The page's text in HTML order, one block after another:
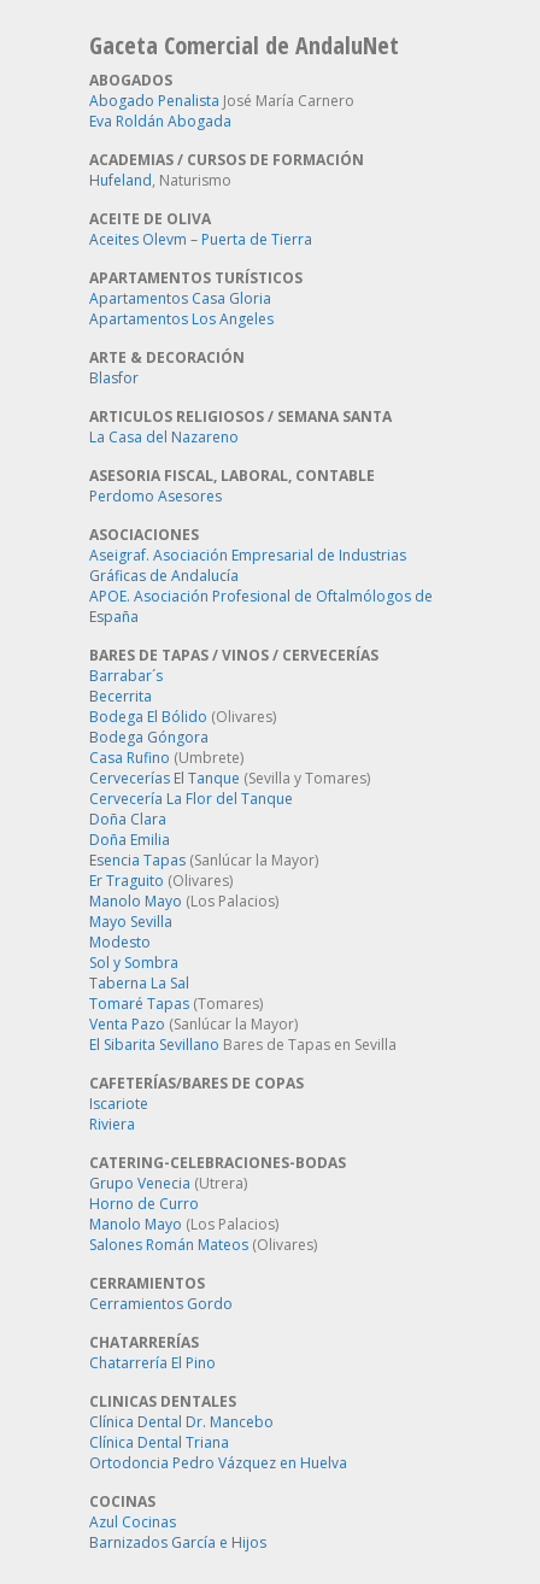
Gaceta Comercial de AndaluNet
ABOGADOS
Abogado Penalista José María Carnero
Eva Roldán Abogada
ACADEMIAS / CURSOS DE FORMACIÓN
Hufeland, Naturismo
ACEITE DE OLIVA
Aceites Olevm – Puerta de Tierra
APARTAMENTOS TURÍSTICOS
Apartamentos Casa Gloria
Apartamentos Los Angeles
ARTE & DECORACIÓN
Blasfor
ARTICULOS RELIGIOSOS / SEMANA SANTA
La Casa del Nazareno
ASESORIA FISCAL, LABORAL, CONTABLE
Perdomo Asesores
ASOCIACIONES
Aseigraf. Asociación Empresarial de Industrias
Gráficas de Andalucía
APOE. Asociación Profesional de Oftalmólogos de
España
BARES DE TAPAS / VINOS / CERVECERÍAS
Barrabar´s
Becerrita
Bodega El Bólido (Olivares)
Bodega Góngora
Casa Rufino (Umbrete)
Cervecerías El Tanque (Sevilla y Tomares)
Cervecería La Flor del Tanque
Doña Clara
Doña Emilia
Esencia Tapas (Sanlúcar la Mayor)
Er Traguito (Olivares)
Manolo Mayo (Los Palacios)
Mayo Sevilla
Modesto
Sol y Sombra
Taberna La Sal
Tomaré Tapas (Tomares)
Venta Pazo (Sanlúcar la Mayor)
El Sibarita Sevillano Bares de Tapas en Sevilla
CAFETERÍAS/BARES DE COPAS
Iscariote
Riviera
CATERING-CELEBRACIONES-BODAS
Grupo Venecia (Utrera)
Horno de Curro
Manolo Mayo (Los Palacios)
Salones Román Mateos (Olivares)
CERRAMIENTOS
Cerramientos Gordo
CHATARRERÍAS
Chatarrería El Pino
CLINICAS DENTALES
Clínica Dental Dr. Mancebo
Clínica Dental Triana
Ortodoncia Pedro Vázquez en Huelva
COCINAS
Azul Cocinas
Barnizados García e Hijos